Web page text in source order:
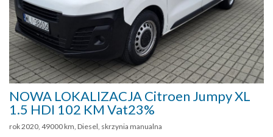
NOWA LOKALIZACJA Citroen Jumpy XL
1.5 HDI 102 KM Vat23%
rok 2020, 49000 km, Diesel, skrzynia manualna